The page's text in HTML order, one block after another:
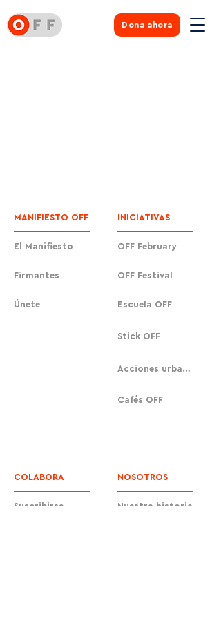
Dona ahora
MANIFIESTO OFF
El Manifiesto
Firmantes
Únete
INICIATIVAS
OFF February
OFF Festival
Escuela OFF
Stick OFF
Acciones urbanas
Cafés OFF
COLABORA
Suscribirse
NOSOTROS
Nuestra historia